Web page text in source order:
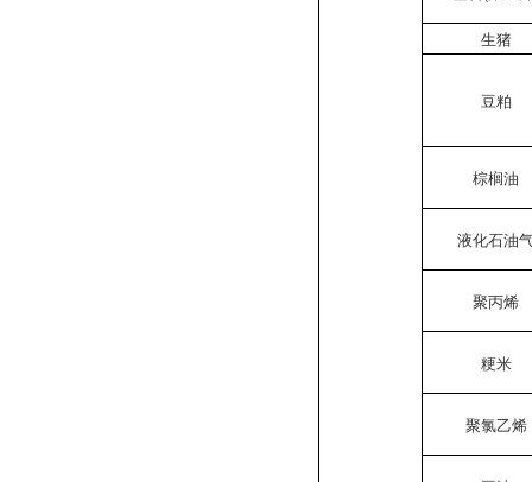
生猪
豆粕
棕榈油
液化石油
聚丙烯
粳米
聚氯乙烯